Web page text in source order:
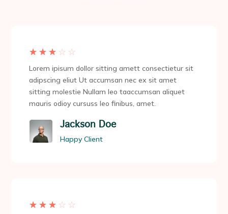
☆ ☆ ☆ ☆ ☆
Lorem ipisum dollor sitting amett consectietur sit
adipscing eliut Ut accumsan nec ex sit amet
sitting molestie Nullam leo taaccumsan aliquet
mauris odioy cursuss leo finibus, amet.
Jackson Doe
Happy Client
☆ ☆ ☆ ☆ ☆